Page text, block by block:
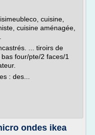
cuisine,
cuisine aménagée,
... tiroirs de
four/pte/2 faces/1
: des...
ondes ikea